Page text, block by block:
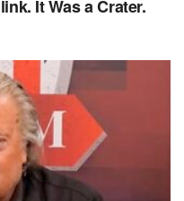
It Was a Crater.